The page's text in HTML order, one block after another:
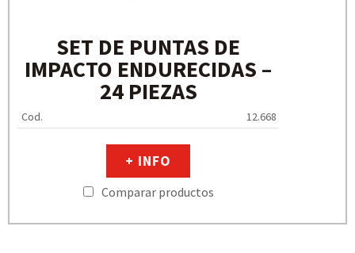
SET DE PUNTAS DE
IMPACTO ENDURECIDAS –
24 PIEZAS
Cod. 12.668
+ INFO
Comparar productos